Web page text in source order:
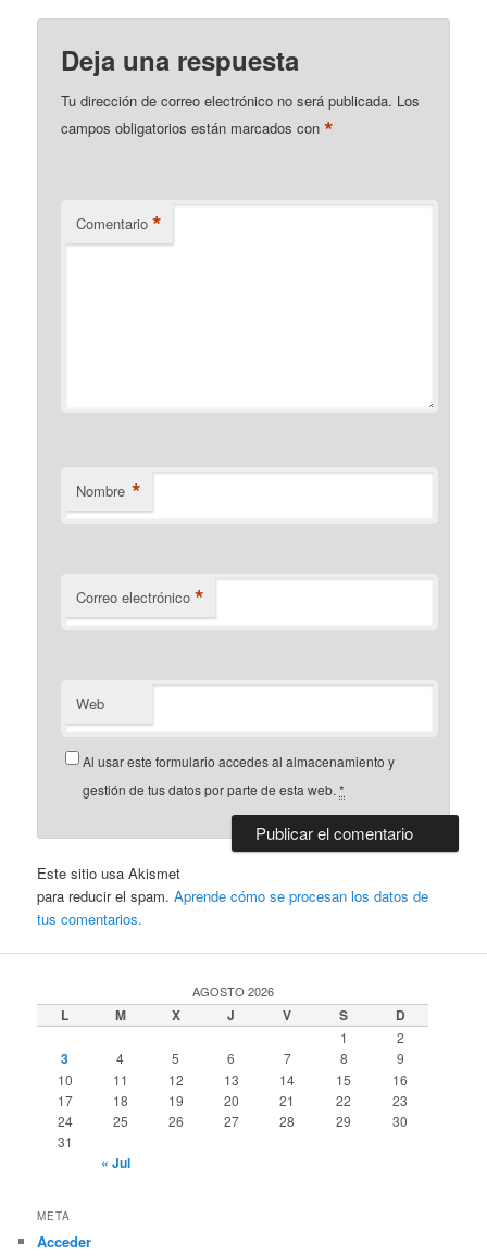
Deja una respuesta
Tu dirección de correo electrónico no será publicada. Los
campos obligatorios están marcados con*
Comentario *
Nombre *
Correo electrónico *
Web
Al usar este formulario accedes al almacenamiento y
gestión de tus datos por parte de esta web.*
Este sitio usa Akismet
para reducir el spam.Aprende cómo se procesan los datos de
tus comentarios.
AGOSTO 2026
L M X J V S D
1 2
3 4 5 6 7 8
9
10
11 12 13 14 15
16
17
18 19 20 21 22
23
24
25 26 27 28 29
30
31
« Jul
META
Acceder